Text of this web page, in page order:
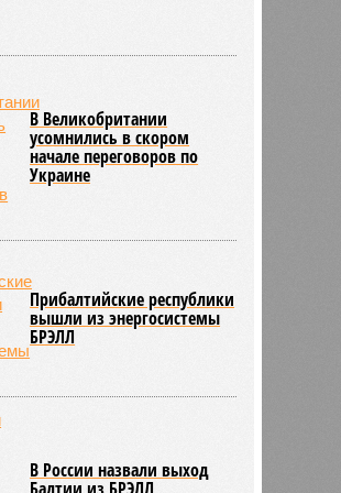
В Великобритании
усомнились в скором
начале переговоров по
Украине
Прибалтийские республики
вышли из энергосистемы
БРЭЛЛ
В России назвали выход
Балтии из БРЭЛЛ